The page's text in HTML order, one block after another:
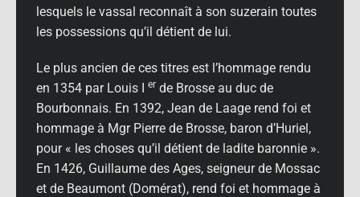
lesquels le vassal reconnaît à son suzerain toutes
les possessions qu’il détient de lui.
Le plus ancien de ces titres est l’hommage rendu
en 1354 par Louis I er de Brosse au duc de
Bourbonnais. En 1392, Jean de Laage rend foi et
hommage à Mgr Pierre de Brosse, baron d’Huriel,
pour « les choses qu’il détient de ladite baronnie ».
En 1426, Guillaume des Ages, seigneur de Mossac
et de Beaumont (Domérat), rend foi et hommage à